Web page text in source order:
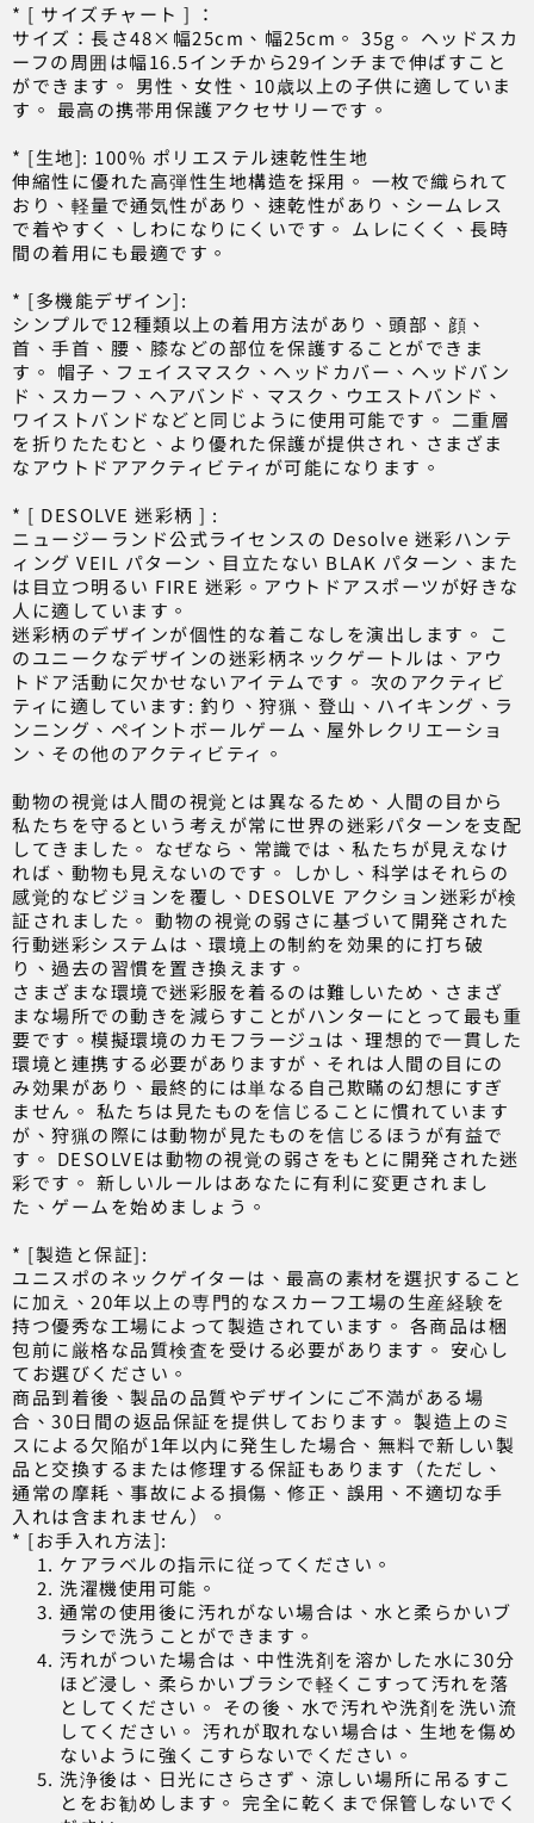
* [ サイズチャート ] ：
サイズ：長さ48×幅25cm、幅25cm。 35g。 ヘッドスカ
ーフの周囲は幅16.5インチから29インチまで伸ばすこと
ができます。 男性、女性、10歳以上の子供に適していま
す。 最高の携帯用保護アクセサリーです。
* [生地]: 100% ポリエステル速乾性生地
伸縮性に優れた高弾性生地構造を採用。 一枚で織られて
おり、軽量で通気性があり、速乾性があり、シームレス
で着やすく、しわになりにくいです。 ムレにくく、長時
間の着用にも最適です。
* [多機能デザイン]:
シンプルで12種類以上の着用方法があり、頭部、顔、
首、手首、腰、膝などの部位を保護することができま
す。 帽子、フェイスマスク、ヘッドカバー、ヘッドバン
ド、スカーフ、ヘアバンド、マスク、ウエストバンド、
ワイストバンドなどと同じように使用可能です。 二重層
を折りたたむと、より優れた保護が提供され、さまざま
なアウトドアアクティビティが可能になります。
* [ DESOLVE 迷彩柄 ] :
ニュージーランド公式ライセンスの Desolve 迷彩ハンテ
ィング VEIL パターン、目立たない BLAK パターン、また
は目立つ明るい FIRE 迷彩。アウトドアスポーツが好きな
人に適しています。
迷彩柄のデザインが個性的な着こなしを演出します。 こ
のユニークなデザインの迷彩柄ネックゲートルは、アウ
トドア活動に欠かせないアイテムです。 次のアクティビ
ティに適しています: 釣り、狩猟、登山、ハイキング、ラ
ンニング、ペイントボールゲーム、屋外レクリエーショ
ン、その他のアクティビティ。
動物の視覚は人間の視覚とは異なるため、人間の目から
私たちを守るという考えが常に世界の迷彩パターンを支配
してきました。 なぜなら、常識では、私たちが見えなけ
れば、動物も見えないのです。 しかし、科学はそれらの
感覚的なビジョンを覆し、DESOLVE アクション迷彩が検
証されました。 動物の視覚の弱さに基づいて開発された
行動迷彩システムは、環境上の制約を効果的に打ち破
り、過去の習慣を置き換えます。
さまざまな環境で迷彩服を着るのは難しいため、さまざ
まな場所での動きを減らすことがハンターにとって最も重
要です。模擬環境のカモフラージュは、理想的で一貫した
環境と連携する必要がありますが、それは人間の目にの
み効果があり、最終的には単なる自己欺瞞の幻想にすぎ
ません。 私たちは見たものを信じることに慣れています
が、狩猟の際には動物が見たものを信じるほうが有益で
す。 DESOLVEは動物の視覚の弱さをもとに開発された迷
彩です。 新しいルールはあなたに有利に変更されまし
た、ゲームを始めましょう。
* [製造と保証]:
ユニスポのネックゲイターは、最高の素材を選択すること
に加え、20年以上の専門的なスカーフ工場の生産経験を
持つ優秀な工場によって製造されています。 各商品は梱
包前に厳格な品質検査を受ける必要があります。 安心し
てお選びください。
商品到着後、製品の品質やデザインにご不満がある場
合、30日間の返品保証を提供しております。 製造上のミ
スによる欠陥が1年以内に発生した場合、無料で新しい製
品と交換するまたは修理する保証もあります（ただし、
通常の摩耗、事故による損傷、修正、誤用、不適切な手
入れは含まれません）。
* [お手入れ方法]:
ケアラベルの指示に従ってください。
洗濯機使用可能。
通常の使用後に汚れがない場合は、水と柔らかいブ
ラシで洗うことができます。
汚れがついた場合は、中性洗剤を溶かした水に30分
ほど浸し、柔らかいブラシで軽くこすって汚れを落
としてください。 その後、水で汚れや洗剤を洗い流
してください。 汚れが取れない場合は、生地を傷め
ないように強くこすらないでください。
洗浄後は、日光にさらさず、涼しい場所に吊るすこ
とをお勧めします。 完全に乾くまで保管しないでく